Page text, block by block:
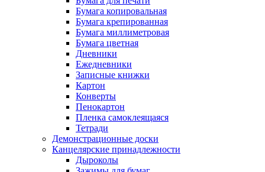
Бумага копировальная
Бумага крепированная
Бумага миллиметровая
Бумага цветная
Дневники
Ежедневники
Записные книжки
Картон
Конверты
Пенокартон
Пленка самоклеящаяся
Тетради
Демонстрационные доски
Канцелярские принадлежности
Дыроколы